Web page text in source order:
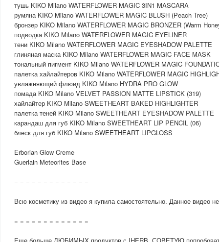
тушь KIKO Milano WATERFLOWER MAGIC 3IN1 MASCARA
румяна KIKO Milano WATERFLOWER MAGIC BLUSH (Peach Tree)
бронзер KIKO Milano WATERFLOWER MAGIC BRONZER (Warm
подводка KIKO Milano WATERFLOWER MAGIC EYELINER
тени KIKO Milano WATERFLOWER MAGIC EYESHADOW PALETTE
глиняная маска KIKO Milano WATERFLOWER MAGIC FACE MASK
тональный пигмент KIKO Milano WATERFLOWER MAGIC
палетка хайлайтеров KIKO Milano WATERFLOWER MAGIC
увлажняющий флюид KIKO Milano HYDRA PRO GLOW
помада KIKO Milano VELVET PASSION MATTE LIPSTICK (319)
хайлайтер KIKO Milano SWEETHEART BAKED HIGHLIGHTER
палетка теней KIKO Milano SWEETHEART EYESHADOW PALETTE
карандаш для губ KIKO Milano SWEETHEART LIP PENCIL (06)
блеск для губ KIKO Milano SWEETHEART LIPGLOSS
Erborian Glow Creme
Guerlain Meteorites Base
= = = = = = = = = = = = =
Всю косметику из видео я купила самостоятельно. Данное видео
= = = = = = = = = = = = =